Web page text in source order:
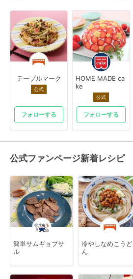
テーブルマーク
公式
フォローする
HOME MADE ca
ke
公式
フォローする
公式ファンページ新着レシピ
簡単サムギョプサ
ル
冷やしなめこうど
ん